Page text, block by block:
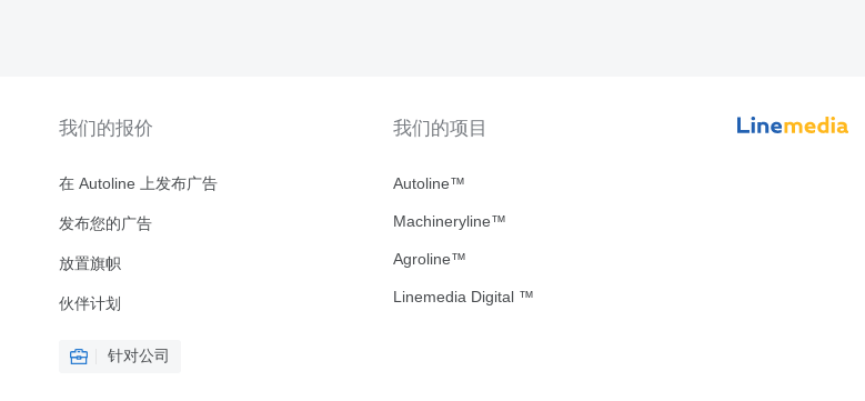
我们的报价
在 Autoline 上发布广告
发布您的广告
放置旗帜
伙伴计划
针对公司
我们的项目
Autoline™
Machineryline™
Agroline™
Linemedia Digital ™